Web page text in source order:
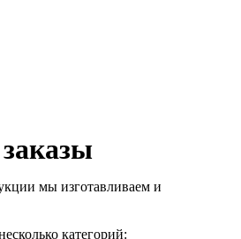
мы изготавливаем и
категорий: